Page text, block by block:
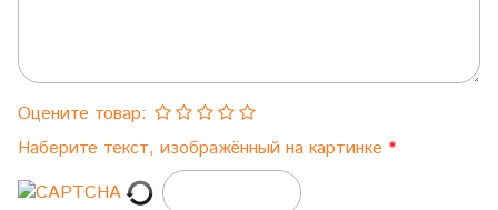
Оцените товар:
Наберите текст, изображённый на картинке